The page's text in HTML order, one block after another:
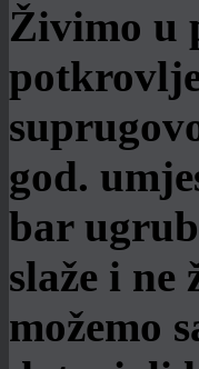
Živimo u
god.
bar
slaže i
možemo